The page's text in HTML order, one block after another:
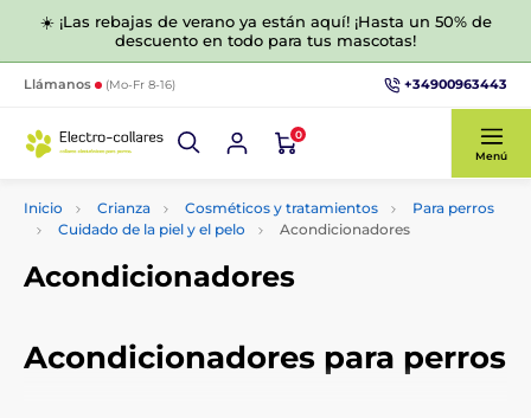
☀️ ¡Las rebajas de verano ya están aquí! ¡Hasta un 50% de
descuento en todo para tus mascotas!
Llámanos (Mo-Fr 8-16) +34900963443
0
Menú
Inicio Crianza Cosméticos y tratamientos
Para perros
Cuidado de la piel y el pelo
Acondicionadores
Acondicionadores
Acondicionadores para perros